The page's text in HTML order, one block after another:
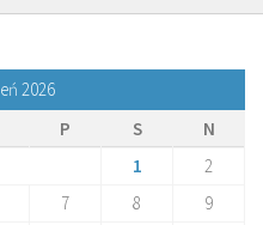
2026
P S
N
1
2
7 8
9